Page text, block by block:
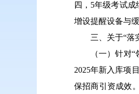
四，5年级考试
增设提醒设备与
三、关于“落
（一）针对
2025年新入库项
保招商引资成效